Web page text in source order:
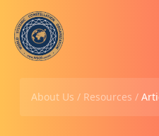
About Us / Resources /